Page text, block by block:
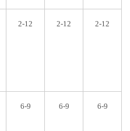
2-12 2-12 2-12
6-9 6-9 6-9